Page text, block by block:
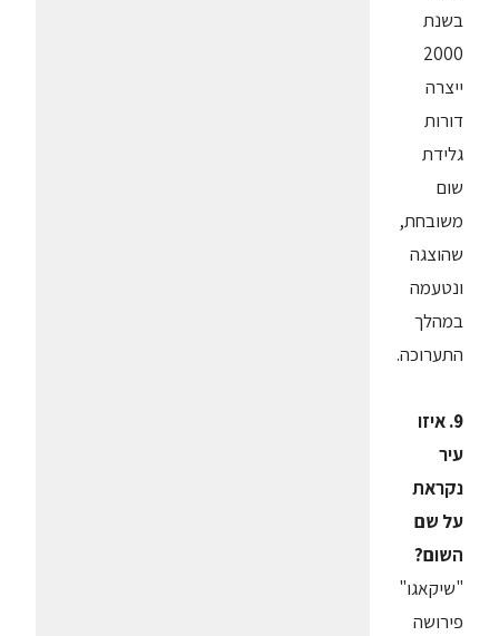
בשנת
2000
ייצרה
דורות
גלידת
שום
משובחת,
שהוצגה
ונטעמה
במהלך
התערוכה.
9. איזו
עיר
נקראת
על שם
השום?
"שיקאגו"
פירושה